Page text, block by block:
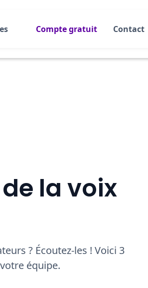
Compte gratuit Contact
la voix
? Écoutez-les ! Voici 3
équipe.